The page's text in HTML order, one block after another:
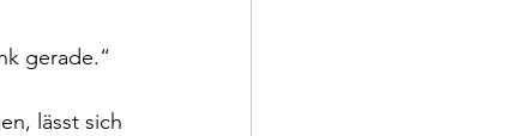
gerade.“
lässt sich